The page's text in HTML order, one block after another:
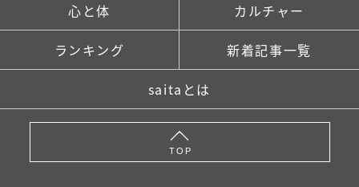
心と体 カルチャー
ランキング 新着記事一覧
saitaとは
TOP